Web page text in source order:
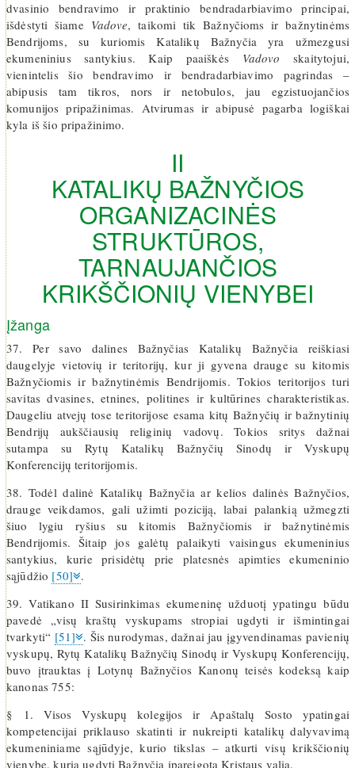
dvasinio bendravimo ir praktinio bendradarbiavimo principai,
išdėstyti šiame Vadove, taikomi tik Bažnyčioms ir bažnytinėms
Bendrijoms, su kuriomis Katalikų Bažnyčia yra užmezgusi
ekumeninius santykius. Kaip paaiškės Vadovo skaitytojui,
vienintelis šio bendravimo ir bendradarbiavimo pagrindas –
abipusis tam tikros, nors ir netobulos, jau egzistuojančios
komunijos pripažinimas. Atvirumas ir abipusė pagarba logiškai
kyla iš šio pripažinimo.
II
KATALIKŲ BAŽNYČIOS
ORGANIZACINĖS
STRUKTŪROS,
TARNAUJANČIOS
KRIKŠČIONIŲ VIENYBEI
Įžanga
37. Per savo dalines Bažnyčias Katalikų Bažnyčia reiškiasi
daugelyje vietovių ir teritorijų, kur ji gyvena drauge su kitomis
Bažnyčiomis ir bažnytinėmis Bendrijomis. Tokios teritorijos turi
savitas dvasines, etnines, politines ir kultūrines charakteristikas.
Daugeliu atvejų tose teritorijose esama kitų Bažnyčių ir bažnytinių
Bendrijų aukščiausių religinių vadovų. Tokios sritys dažnai
sutampa su Rytų Katalikų Bažnyčių Sinodų ir Vyskupų
Konferencijų teritorijomis.
38. Todėl dalinė Katalikų Bažnyčia ar kelios dalinės Bažnyčios,
drauge veikdamos, gali užimti poziciją, labai palankią užmegzti
šiuo lygiu ryšius su kitomis Bažnyčiomis ir bažnytinėmis
Bendrijomis. Šitaip jos galėtų palaikyti vaisingus ekumeninius
santykius, kurie prisidėtų prie platesnės apimties ekumeninio
sąjūdžio [50] .
39. Vatikano II Susirinkimas ekumeninę užduotį ypatingu būdu
pavedė „visų kraštų vyskupams stropiai ugdyti ir išmintingai
tvarkyti“ [51] . Šis nurodymas, dažnai jau įgyvendinamas pavienių
vyskupų, Rytų Katalikų Bažnyčių Sinodų ir Vyskupų Konferencijų,
buvo įtrauktas į Lotynų Bažnyčios Kanonų teisės kodeksą kaip
kanonas 755:
§ 1. Visos Vyskupų kolegijos ir Apaštalų Sosto ypatingai
kompetencijai priklauso skatinti ir nukreipti katalikų dalyvavimą
ekumeniniame sąjūdyje, kurio tikslas – atkurti visų krikščionių
vienybę, kurią ugdyti Bažnyčia įpareigota Kristaus valia.